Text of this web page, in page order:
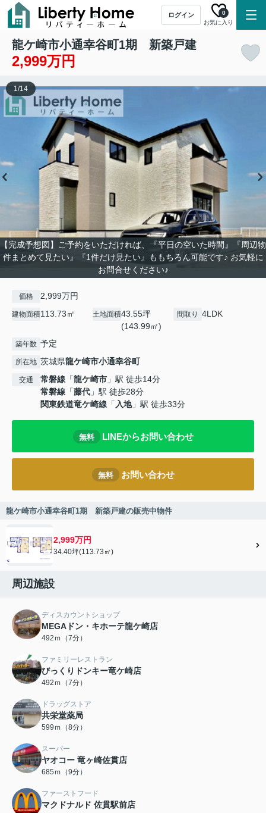
ログイン
お気に入り
0
龍ケ崎市小通幸谷町1期 新築戸建
2,999万円
【完成予想図】ご予約をいただければ、『平日の空いた時間』『周辺物
件まとめて見たい』『1件だけ見たい』ももちろん可能です♪ お気軽に
お問合せください♪
1/14
価格 2,999万円
建物面積113.73㎡ 土地面積43.55坪
(143.99㎡)
間取り 4LDK
築年数 予定
所在地 茨城県龍ケ崎市小通幸谷町
交通 常磐線 「龍ケ崎市 」駅 徒歩14分
常磐線 「藤代 」駅 徒歩28分
関東鉄道竜ケ崎線 「入地」駅 徒歩33分
無料 LINEからお問い合わせ
無料 お問い合わせ
龍ケ崎市小通幸谷町1期 新築戸建の販売中物件
2,999万円
34.40坪(113.73㎡)
周辺施設
ディスカウントショップ
MEGAドン・キホーテ龍ケ崎店
492ｍ（7分）
ファミリーレストラン
びっくりドンキー竜ケ崎店
492ｍ（7分）
ドラッグストア
共栄堂薬局
599ｍ（8分）
スーパー
ヤオコー 竜ヶ崎佐貫店
685ｍ（9分）
ファーストフード
マクドナルド 佐貫駅前店